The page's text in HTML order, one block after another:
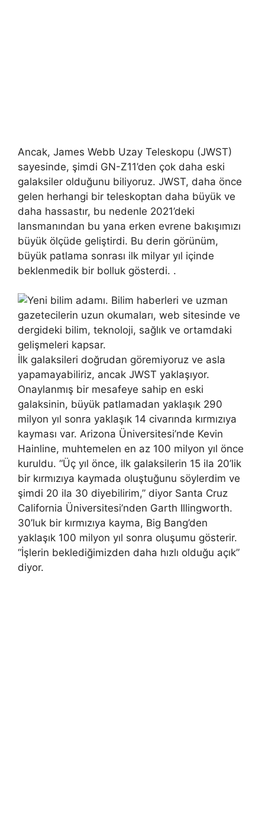
Ancak, James Webb Uzay Teleskopu (JWST)
sayesinde, şimdi GN-Z11’den çok daha eski
galaksiler olduğunu biliyoruz. JWST, daha önce
gelen herhangi bir teleskoptan daha büyük ve
daha hassastır, bu nedenle 2021’deki
lansmanından bu yana erken evrene bakışımızı
büyük ölçüde geliştirdi. Bu derin görünüm,
büyük patlama sonrası ilk milyar yıl içinde
beklenmedik bir bolluk gösterdi. .
İlk galaksileri doğrudan göremiyoruz ve asla
yapamayabiliriz, ancak JWST yaklaşıyor.
Onaylanmış bir mesafeye sahip en eski
galaksinin, büyük patlamadan yaklaşık 290
milyon yıl sonra yaklaşık 14 civarında kırmızıya
kayması var. Arizona Üniversitesi’nde Kevin
Hainline, muhtemelen en az 100 milyon yıl önce
kuruldu. “Üç yıl önce, ilk galaksilerin 15 ila 20’lik
bir kırmızıya kaymada oluştuğunu söylerdim ve
şimdi 20 ila 30 diyebilirim,” diyor Santa Cruz
California Üniversitesi’nden Garth Illingworth.
30’luk bir kırmızıya kayma, Big Bang’den
yaklaşık 100 milyon yıl sonra oluşumu gösterir.
“İşlerin beklediğimizden daha hızlı olduğu açık”
diyor.